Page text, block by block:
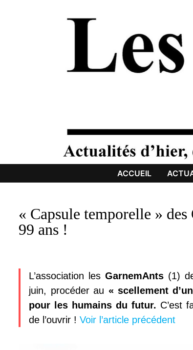
ACCUEIL
« Capsule temporelle »
99 ans !
L’association lesGarnemAnts (1)
juin, procéder au « scellement
pour les humains du futur. C’est
de l’ouvrir !Voir l’article précédent